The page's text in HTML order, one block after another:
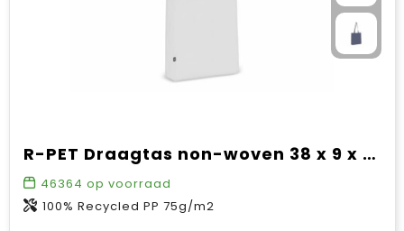
R-PET Draagtas non-woven 38 x 9 x 42cm 75g/m²
46364 op voorraad
100% Recycled PP 75g/m2